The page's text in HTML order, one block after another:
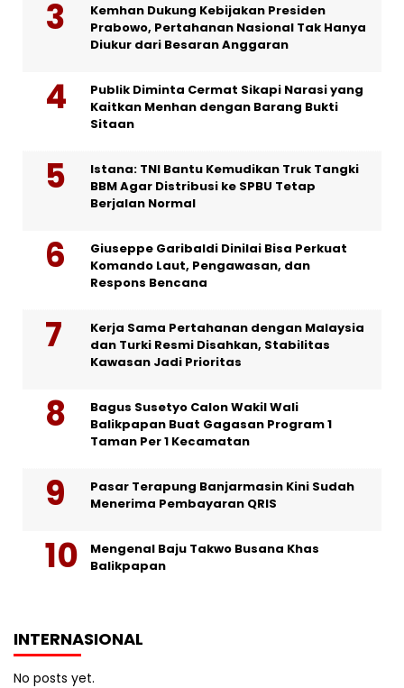
Kemhan Dukung Kebijakan Presiden
Prabowo, Pertahanan Nasional Tak Hanya
Diukur dari Besaran Anggaran
Publik Diminta Cermat Sikapi Narasi yang
Kaitkan Menhan dengan Barang Bukti
Sitaan
Istana: TNI Bantu Kemudikan Truk Tangki
BBM Agar Distribusi ke SPBU Tetap
Berjalan Normal
Giuseppe Garibaldi Dinilai Bisa Perkuat
Komando Laut, Pengawasan, dan
Respons Bencana
Kerja Sama Pertahanan dengan Malaysia
dan Turki Resmi Disahkan, Stabilitas
Kawasan Jadi Prioritas
Bagus Susetyo Calon Wakil Wali
Balikpapan Buat Gagasan Program 1
Taman Per 1 Kecamatan
Pasar Terapung Banjarmasin Kini Sudah
Menerima Pembayaran QRIS
Mengenal Baju Takwo Busana Khas
Balikpapan
INTERNASIONAL
No posts yet.